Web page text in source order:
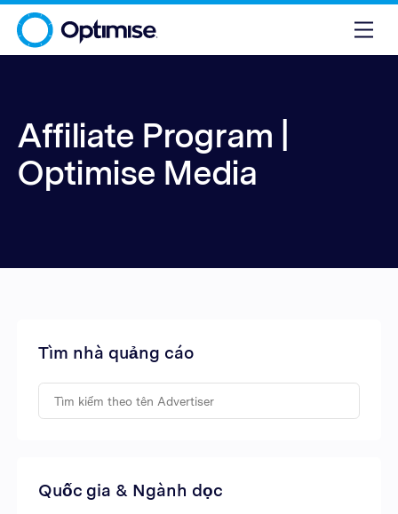
Affiliate Program |
Optimise Media
Tìm nhà quảng cáo
Quốc gia & Ngành dọc